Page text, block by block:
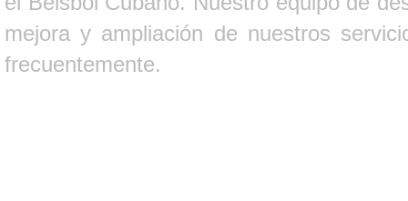
mejora y ampliación de nuestros
frecuentemente.